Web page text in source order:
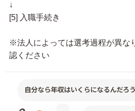
↓
[5] 入職手続き
※法人によっては選考過程が異な
認ください